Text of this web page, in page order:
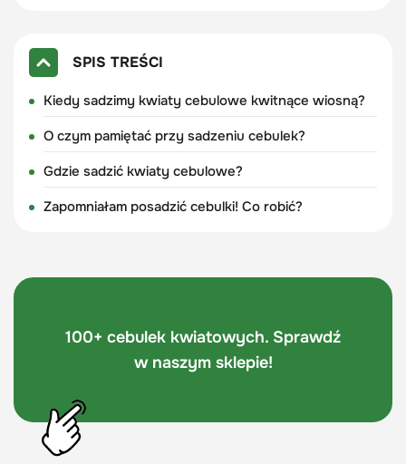
SPIS TREŚCI
Kiedy sadzimy kwiaty cebulowe kwitnące wiosną?
O czym pamiętać przy sadzeniu cebulek?
Gdzie sadzić kwiaty cebulowe?
Zapomniałam posadzić cebulki! Co robić?
100+ cebulek kwiatowych. Sprawdź
w naszym sklepie!